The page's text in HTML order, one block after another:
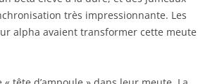
très impressionnante. Les
alpha avaient transformer cette meute